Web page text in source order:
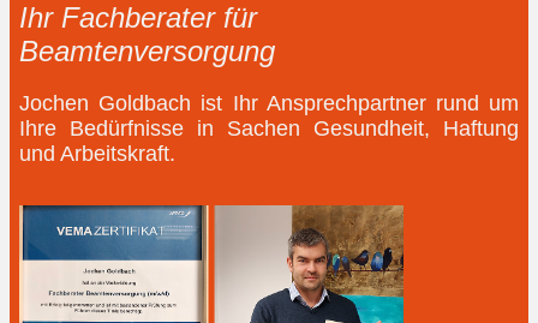
Ihr Fachberater für
Beamtenversorgung
Jochen Goldbach ist Ihr Ansprechpartner rund um
Ihre Bedürfnisse in Sachen Gesundheit, Haftung
und Arbeitskraft.